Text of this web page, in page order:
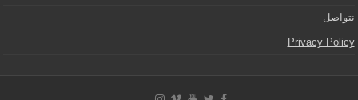
نتواصل
Privacy Policy